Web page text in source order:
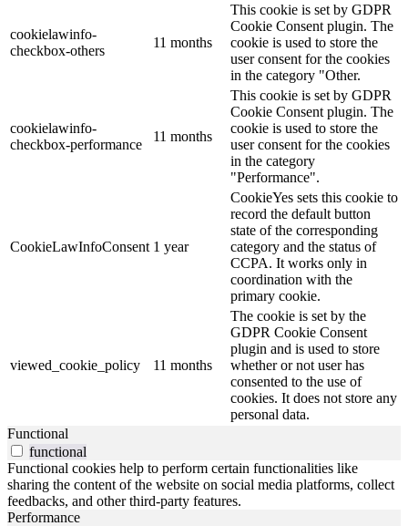
cookielawinfo-
checkbox-others
11 months
This cookie is set by GDPR
Cookie Consent plugin. The
cookie is used to store the
user consent for the cookies
in the category "Other.
cookielawinfo-
checkbox-performance
11 months
This cookie is set by GDPR
Cookie Consent plugin. The
cookie is used to store the
user consent for the cookies
in the category
"Performance".
CookieLawInfoConsent 1 year
CookieYes sets this cookie to
record the default button
state of the corresponding
category and the status of
CCPA. It works only in
coordination with the
primary cookie.
viewed_cookie_policy 11 months
The cookie is set by the
GDPR Cookie Consent
plugin and is used to store
whether or not user has
consented to the use of
cookies. It does not store any
personal data.
Functional
functional
Functional cookies help to perform certain functionalities like
sharing the content of the website on social media platforms, collect
feedbacks, and other third-party features.
Performance